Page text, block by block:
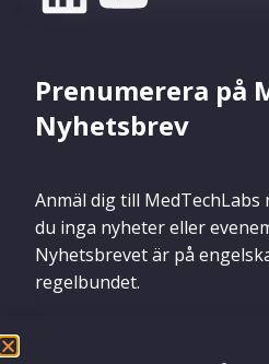
Prenumerera på
Nyhetsbrev
Anmäl dig till MedTechLabs
du inga nyheter eller
Nyhetsbrevet är på
regelbundet.